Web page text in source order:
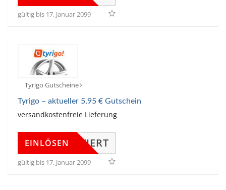
gültig bis 17. Januar 2099
Tyrigo Gutscheine
Tyrigo – aktueller 5,95 € Gutschein
versandkostenfreie Lieferung
KTIVIERT
EINLÖSEN
gültig bis 17. Januar 2099